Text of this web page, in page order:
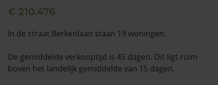
€ 210.476
In de straat Berkenlaan staan 19 woningen.
De gemiddelde verkooptijd is 45 dagen. Dit ligt ruim
boven het landelijk gemiddelde van 15 dagen.